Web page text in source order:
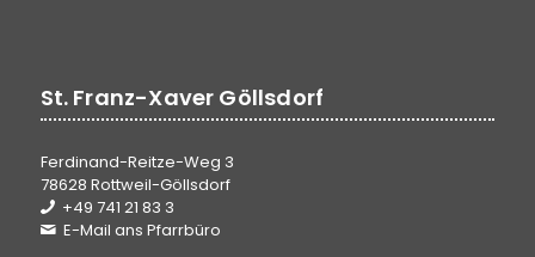
St. Franz-Xaver Göllsdorf
Ferdinand-Reitze-Weg 3
78628 Rottweil-Göllsdorf
+49 741 21 83 3
E-Mail ans Pfarrbüro